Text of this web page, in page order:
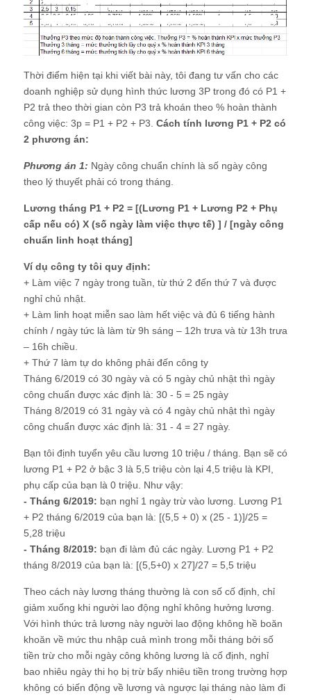
Thời điểm hiện tại khi viết bài này, tôi đang tư vấn cho các
doanh nghiệp sử dụng hình thức lương 3P trong đó có P1 +
P2 trả theo thời gian còn P3 trả khoán theo % hoàn thành
công việc: 3p = P1 + P2 + P3. Cách tính lương P1 + P2 có
2 phương án:
Phương án 1: Ngày công chuẩn chính là số ngày công
theo lý thuyết phải có trong tháng.
Lương tháng P1 + P2 = [(Lương P1 + Lương P2 + Phụ
cấp nếu có) X (số ngày làm việc thực tế) ] / [ngày công
chuẩn linh hoạt tháng]
Ví dụ công ty tôi quy định:
+ Làm việc 7 ngày trong tuần, từ thứ 2 đến thứ 7 và được
nghỉ chủ nhật.
+ Làm linh hoạt miễn sao làm hết việc và đủ 6 tiếng hành
chính / ngày tức là làm từ 9h sáng – 12h trưa và từ 13h trưa
– 16h chiều.
+ Thứ 7 làm tự do không phải đến công ty
Tháng 6/2019 có 30 ngày và có 5 ngày chủ nhật thì ngày
công chuẩn được xác định là: 30 - 5 = 25 ngày
Tháng 8/2019 có 31 ngày và có 4 ngày chủ nhật thì ngày
công chuẩn được xác định là: 31 - 4 = 27 ngày.
Bạn tôi định tuyển yêu cầu lương 10 triệu / tháng. Bạn sẽ có
lương P1 + P2 ở bậc 3 là 5,5 triệu còn lại 4,5 triệu là KPI,
phụ cấp của bạn là 0 triệu. Như vậy:
- Tháng 6/2019: bạn nghỉ 1 ngày trừ vào lương. Lương P1
+ P2 tháng 6/2019 của bạn là: [(5,5 + 0) x (25 - 1)]/25 =
5,28 triệu
- Tháng 8/2019: bạn đi làm đủ các ngày. Lương P1 + P2
tháng 8/2019 của bạn là: [(5,5+0) x 27]/27 = 5,5 triệu
Theo cách này lương tháng thường là con số cố định, chỉ
giảm xuống khi người lao động nghỉ không hưởng lương.
Với hình thức trả lương này người lao động không hề boăn
khoăn về mức thu nhập cuả mình trong mỗi tháng bởi số
tiền trừ cho mỗi ngày công không lương là cố định, nghỉ
bao nhiêu ngày thi họ bị trừ bấy nhiêu tiền trong trường hợp
không có biến động về lương và ngược lại tháng nào làm đi